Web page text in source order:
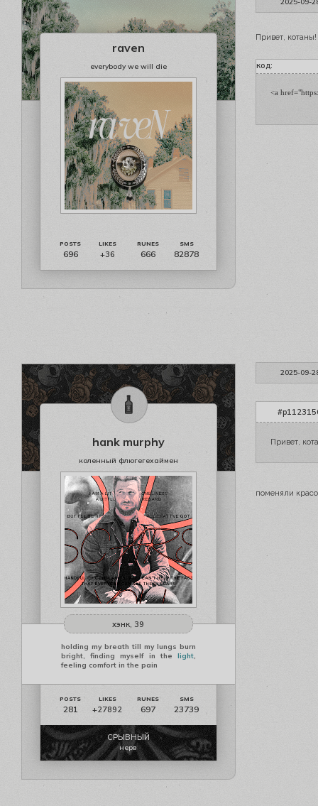
raven
everybody we will die
696 +36 666 82878
Привет,
код:
<a
2025-09-
hank murphy
коленный флюгегехаймен
хэнк, 39
holding my breath till my lungs burn
bright, finding myself in the light,
feeling comfort in the pain
281 +27892 697 23739
СРЫВНЫЙ
нерв
Привет,
поменяли